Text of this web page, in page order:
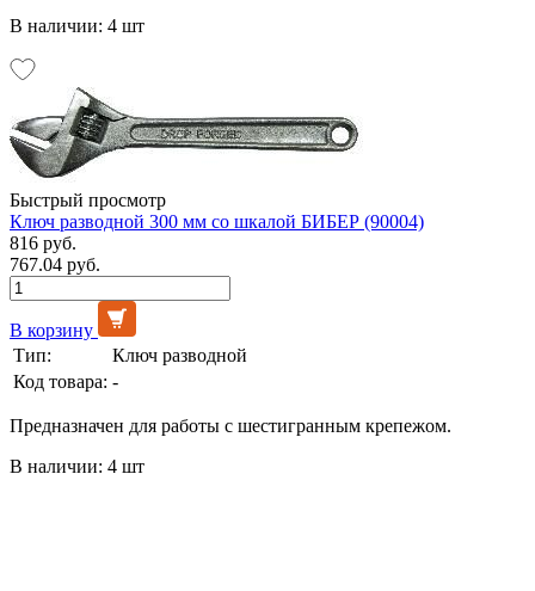
В наличии: 4 шт
Быстрый просмотр
Ключ разводной 300 мм со шкалой БИБЕР (90004)
816 руб.
767.04 руб.
В корзину
Тип:
Ключ разводной
Код товара: -
Предназначен для работы с шестигранным крепежом.
В наличии: 4 шт